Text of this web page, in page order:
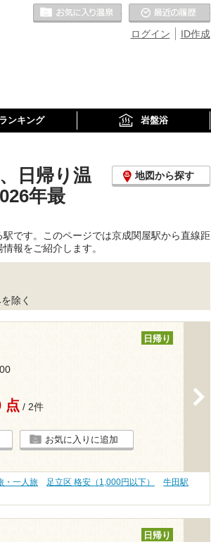
ID作成
ログイン
お気に入りの温泉
ランキング 岩盤浴
日帰り温
年最
地図から探す
です。このページでは京成関屋駅から直線距
報をご紹介します。
除く
日帰り
点 / 2件
お気に入りに追加
・一人旅 足立区 格安（1,000円以下）
牛田駅
日帰り